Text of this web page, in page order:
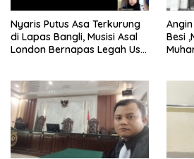
Nyaris Putus Asa Terkurung
di Lapas Bangli, Musisi Asal
London Bernapas Legah Usai
Besi